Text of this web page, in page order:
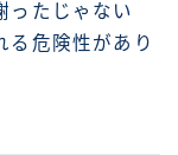
ったじゃない
る危険性があり